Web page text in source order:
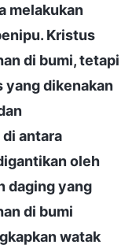
melakukan
Kristus
di bumi, tetapi
yang dikenakan
antara
oleh
daging yang
di bumi
watak